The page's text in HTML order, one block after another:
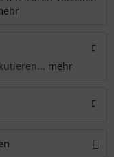
mehr